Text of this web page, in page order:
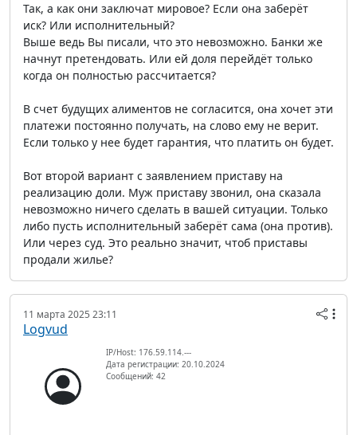
Так, а как они заключат мировое? Если она заберёт
иск? Или исполнительный?
Выше ведь Вы писали, что это невозможно. Банки же
начнут претендовать. Или ей доля перейдёт только
когда он полностью рассчитается?
В счет будущих алиментов не согласится, она хочет эти
платежи постоянно получать, на слово ему не верит.
Если только у нее будет гарантия, что платить он будет.
Вот второй вариант с заявлением приставу на
реализацию доли. Муж приставу звонил, она сказала
невозможно ничего сделать в вашей ситуации. Только
либо пусть исполнительный заберёт сама (она против).
Или через суд. Это реально значит, чтоб приставы
продали жилье?
11 марта 2025 23:11
Logvud
IP/Host: 176.59.114.---
Дата регистрации: 20.10.2024
Сообщений: 42